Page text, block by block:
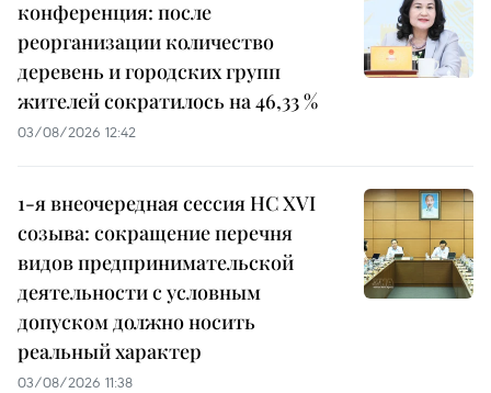
конференция: после
реорганизации количество
деревень и городских групп
жителей сократилось на 46,33 %
03/08/2026 12:42
1-я внеочередная сессия НС XVI
созыва: сокращение перечня
видов предпринимательской
деятельности с условным
допуском должно носить
реальный характер
03/08/2026 11:38